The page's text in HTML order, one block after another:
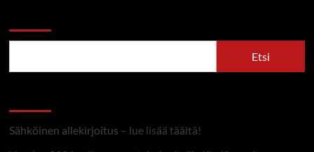
Etsi
Sähköinen allekirjoitus – lue lisää täältä!